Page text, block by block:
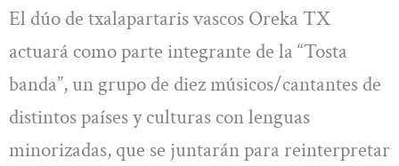
El dúo de txalapartaris vascos Oreka TX
actuará como parte integrante de la “Tosta
banda”, un grupo de diez músicos/cantantes de
distintos países y culturas con lenguas
minorizadas, que se juntarán para reinterpretar